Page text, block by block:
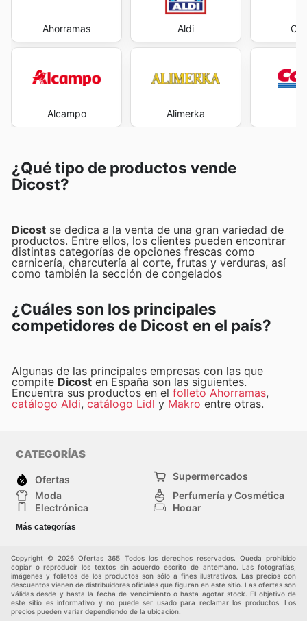
Ahorramas
Alcampo
Aldi
Alimerka
¿Qué tipo de productos vende
Dicost?
Dicost se dedica a la venta de una gran variedad de
productos. Entre ellos, los clientes pueden encontrar
distintas categorías de opciones frescas como
carnicería, charcutería al corte, frutas y verduras, así
como también la sección de congelados
¿Cuáles son los principales
competidores de Dicost en el país?
Algunas de las principales empresas con las que
compite Dicosten España son las siguientes.
Encuentra sus productos en el folleto Ahorramas,
catálogo Aldi, catálogo Lidl y Makro entre otras.
CATEGORÍAS
Ofertas
Supermercados
Moda
Perfumería y Cosmética
Electrónica
Hogar
Deporte
Juguetes y bebés
Más categorías
Copyright © 2026 Ofertas 365 Todos los derechos reservados. Queda prohibido
copiar o reproducir los textos sin acuerdo escrito de antemano. Las fotografías,
imágenes y folletos de los productos son sólo a fines ilustrativos. Las precios con
descuentos vienen de distribuidores oficiales que figuran en este sitio. Las ofertas son
válidas desde y hasta la fecha de vencimiento o hasta agotar stock. El objetivo de
este sitio es informativo y no puede ser usado para reclamar los productos. Los
precios pueden variar dependiendo de la ubicación.